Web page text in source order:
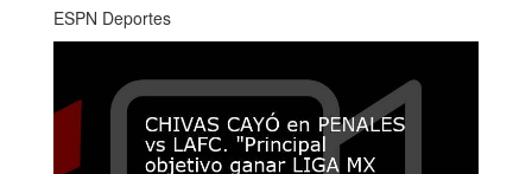
ESPN Deportes